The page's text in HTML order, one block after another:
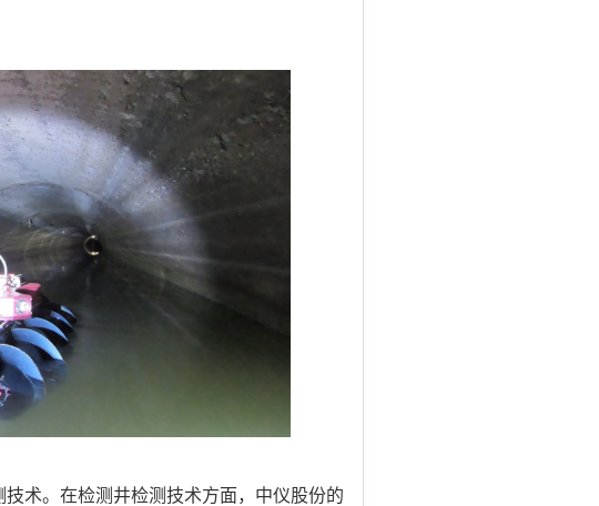
术。在检测井检测技术方面，中仪股份的